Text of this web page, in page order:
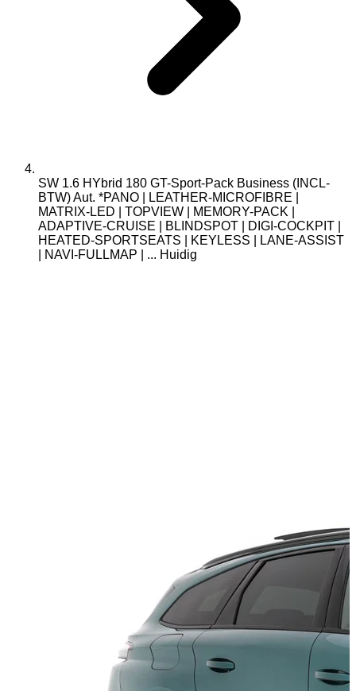
SW 1.6 HYbrid 180 GT-Sport-Pack Business (INCL-
BTW) Aut. *PANO | LEATHER-MICROFIBRE |
MATRIX-LED | TOPVIEW | MEMORY-PACK |
ADAPTIVE-CRUISE | BLINDSPOT | DIGI-COCKPIT |
HEATED-SPORTSEATS | KEYLESS | LANE-ASSIST
| NAVI-FULLMAP | ... Huidig